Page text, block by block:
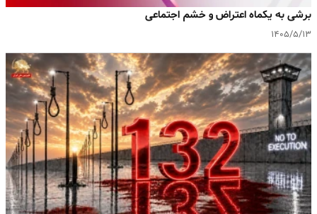
برشی به یکماه اعتراض و خشم اجتماعی
۱۴۰۵/۵/۱۳